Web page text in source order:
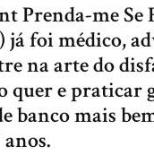
Prenda-me Se
foi médico,
na arte do
quer e praticar
banco mais
anos.